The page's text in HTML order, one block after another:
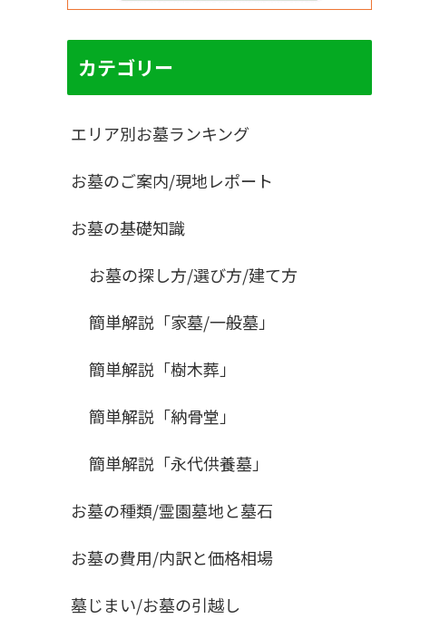
カテゴリー
エリア別お墓ランキング
お墓のご案内/現地レポート
お墓の基礎知識
お墓の探し方/選び方/建て方
簡単解説「家墓/一般墓」
簡単解説「樹木葬」
簡単解説「納骨堂」
簡単解説「永代供養墓」
お墓の種類/霊園墓地と墓石
お墓の費用/内訳と価格相場
墓じまい/お墓の引越し